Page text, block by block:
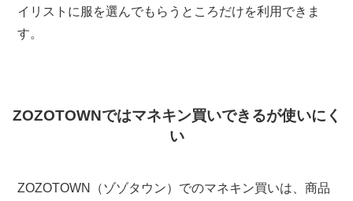
イリストに服を選んでもらうところだけを利用できま
す。
ZOZOTOWNではマネキン買いできるが使いにく
い
ZOZOTOWN（ゾゾタウン）でのマネキン買いは、商品